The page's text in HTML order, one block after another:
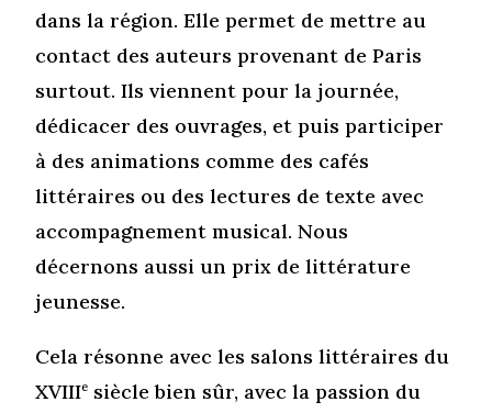
dans la région. Elle permet de mettre au
contact des auteurs provenant de Paris
surtout. Ils viennent pour la journée,
dédicacer des ouvrages, et puis participer
à des animations comme des cafés
littéraires ou des lectures de texte avec
accompagnement musical. Nous
décernons aussi un prix de littérature
jeunesse.
Cela résonne avec les salons littéraires du
XVIIIe siècle bien sûr, avec la passion du